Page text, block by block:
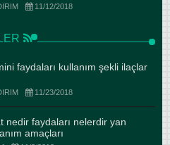
11/12/2018
faydaları kullanım şekli ilaçlar
11/23/2018
nedir faydaları nelerdir yan
amaçları